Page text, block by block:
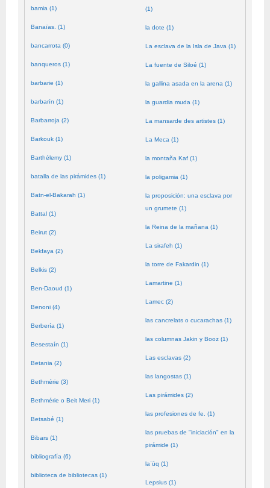
bamia (1)
Banaïas. (1)
bancarrota (0)
banqueros (1)
barbarie (1)
barbarín (1)
Barbarroja (2)
Barkouk (1)
Barthélemy (1)
batalla de las pirámides (1)
Batn-el-Bakarah (1)
Battal (1)
Beirut (2)
Bekfaya (2)
Belkis (2)
Ben-Daoud (1)
Benoni (4)
Berbería (1)
Besestaín (1)
Betania (2)
Bethmérie (3)
Bethmérie o Beit Meri (1)
Betsabé (1)
Bibars (1)
bibliografía (6)
biblioteca de bibliotecas (1)
(1)
la dote (1)
La esclava de la Isla de Java (1)
La fuente de Siloé (1)
la gallina asada en la arena (1)
la guardia muda (1)
La mansarde des artistes (1)
La Meca (1)
la montaña Kaf (1)
la poligamia (1)
la proposición: una esclava por
un grumete (1)
la Reina de la mañana (1)
La sirafeh (1)
la torre de Fakardin (1)
Lamartine (1)
Lamec (2)
las cancrelats o cucarachas (1)
las columnas Jakin y Booz (1)
Las esclavas (2)
las langostas (1)
Las pirámides (2)
las profesiones de fe. (1)
las pruebas de "iniciación" en la
pirámide (1)
laʿūq (1)
Lepsius (1)